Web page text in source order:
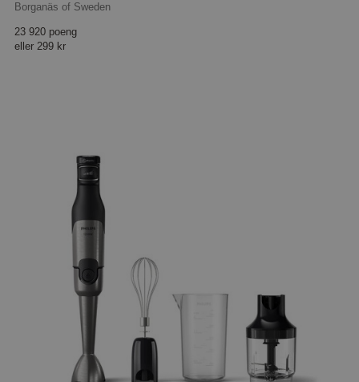
Borganäs of Sweden
23 920 poeng
eller 299 kr